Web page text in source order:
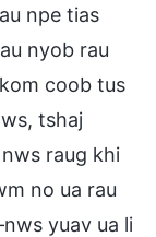
npe tias
nyob rau
coob tus
tshaj
raug khi
no ua rau
yuav ua li